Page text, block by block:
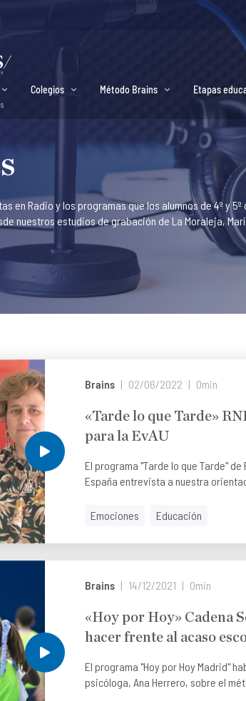
Colegios Método Brains Etapas
en Radio y los programas que los alumnos de 4º y
nuestros estudios de grabación de La Moraleja,
Brains 02/06/2022 0min
«Tarde lo que Tarde»
para la EvAU
El programa "Tarde lo que Tarde" de
España entrevista a nuestra
Emociones Educación
Brains 14/12/2021 0min
«Hoy por Hoy» Cadena
hacer frente al acaso
El programa "Hoy por Hoy Madrid"
psicóloga, Ana Herrero, sobre el